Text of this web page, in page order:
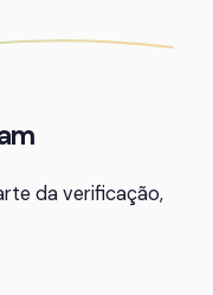
da verificação,